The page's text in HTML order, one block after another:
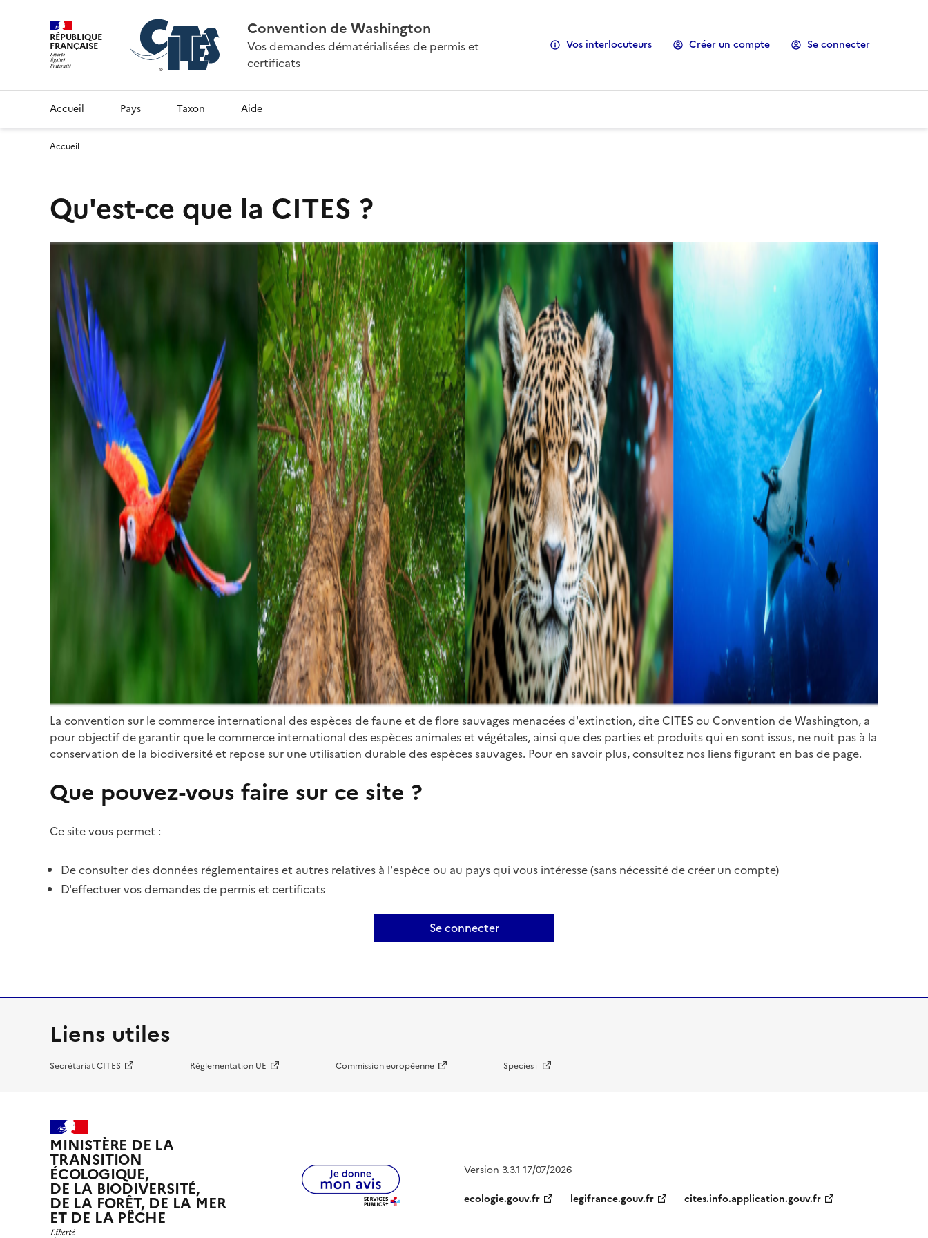
RÉPUBLIQUE
FRANÇAISE
Convention de Washington
Vos demandes dématérialisées de permis et
certificats
Vos interlocuteurs Créer un compte Se connecter
Accueil Pays Taxon Aide
Accueil
Qu'est-ce que la CITES ?
La convention sur le commerce international des espèces de faune et de flore sauvages menacées d'extinction, dite CITES ou Convention de Washington, a
pour objectif de garantir que le commerce international des espèces animales et végétales, ainsi que des parties et produits qui en sont issus, ne nuit pas à la
conservation de la biodiversité et repose sur une utilisation durable des espèces sauvages. Pour en savoir plus, consultez nos liens figurant en bas de page.
Que pouvez-vous faire sur ce site ?
Ce site vous permet :
De consulter des données réglementaires et autres relatives à l'espèce ou au pays qui vous intéresse (sans nécessité de créer un compte)
D'effectuer vos demandes de permis et certificats
Se connecter
Liens utiles
Secrétariat CITES Réglementation UE Commission européenne Species+
MINISTÈRE DE LA
TRANSITION
ÉCOLOGIQUE,
DE LA BIODIVERSITÉ,
DE LA FORÊT, DE LA MER
ET DE LA PÊCHE
Version 3.3.1 17/07/2026
ecologie.gouv.fr
legifrance.gouv.fr cites.info.application.gouv.fr